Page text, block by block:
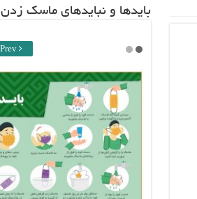
باید‌ها و نبایدهای ماسک زدن
Prev